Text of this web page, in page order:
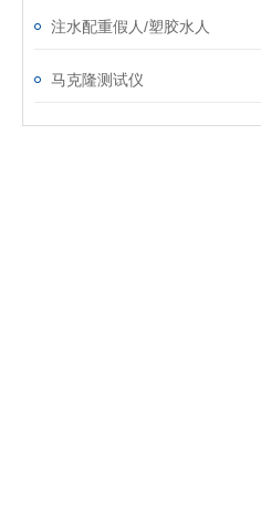
注水配重假人/塑胶水人
马克隆测试仪